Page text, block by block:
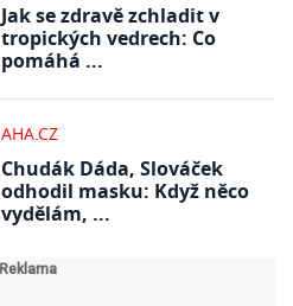
Jak se zdravě zchladit v
tropických vedrech: Co
pomáhá ...
AHA.CZ
Chudák Dáda, Slováček
odhodil masku: Když něco
vydělám, ...